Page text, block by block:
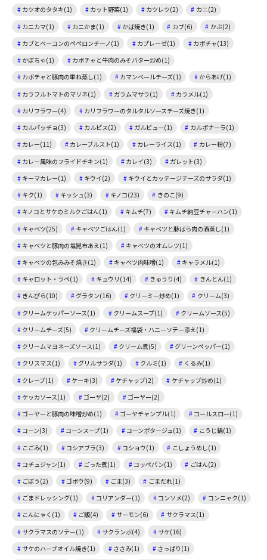
カツオのタタキ(1)
カット野菜(1) カツレツ(2)
カニ(2)
カニカマ(1)
カニかま(1) かば焼き(1) カブ(6)
かぶ(2)
カブとベーコンのペペロンチーノ(1)
カプレーゼ(1)
カボチャ(13)
かぼちゃ(1)
カボチャと牛肉のみそバター炒め(1)
カボチャと豚肉の重ね蒸し(1)
カマンベールチーズ(1)
からあげ(1)
カラフルトマトのマリネ(1)
ガラムマサラ(1)
カラメル(1)
カリフラワー(4)
カリフラワーのタルタルソースチーズ焼き(1)
カルパッチョ(3)
カルピス(2) ガルビュー(1)
カルボナーラ(1)
カレー(11)
カレーブルスト(1) カレーライス(1)
カレー粉(7)
カレー風味のフライドチキン(1)
カレイ(3)
ガレット(3)
キーマカレー(1)
キウイ(2)
キウイとカッテージチーズのサラダ(1)
キク(1)
キッシュ(3) キノコ(23)
きのこ(9)
キノコとサケのミルクごはん(1)
キムチ(7)
キムチ納豆チャーハン(1)
キャベツ(25)
キャベツごはん(1)
キャベツと豚ばら肉の酒蒸し(1)
キャベツと豚肉の塩昆布あえ(1)
キャベツのオムレツ(1)
キャベツの包みみそ焼き(1)
キャベツ肉味噌(1)
キャラメル(1)
キャロット・ラペ(1)
キュウリ(14) きゅうり(4)
きんとん(1)
きんぴら(10)
グラタン(16) クリーミー炒め(1)
クリーム(3)
クリームケッパーソース(1)
クリームスープ(1)
クリームソース(5)
クリームチーズ(5)
クリームチーズ福袋・ハニーソテー添え(1)
クリームマヨネーズソース(1)
クリーム煮(5)
グリーンペッパー(1)
クリスマス(1)
グリルサラダ(1) クルミ(1)
くるみ(1)
クレープ(1)
ケーキ(3) ケチャップ(2)
ケチャップ炒め(1)
ケッカソース(1)
ゴーヤ(2)
ゴーヤー(2)
ゴーヤーと豚肉の味噌炒め(1)
ゴーヤチャンプル(1)
コールスロー(1)
コーン(3)
コーンスープ(1) コーンポタージュ(1)
こうじ鍋(1)
こごみ(1)
コシアブラ(3) コショウ(1)
こしょうめし(1)
コチュジャン(1)
ごった煮(1) コッペパン(1)
ごはん(2)
ごぼう(2)
ゴボウ(9) ごま(3)
ごまだれ(1)
ごまドレッシング(1)
コリアンダー(1) コンソメ(2)
コンニャク(1)
こんにゃく(1)
ご飯(4) サーモン(6)
サクラマス(1)
サクラマスのソテー(1)
サクランボ(4)
サケ(16)
サケのハーブオイル焼き(1)
ささみ(1)
さっぱり(1)